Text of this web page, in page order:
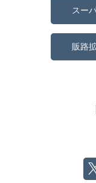
スー
販路